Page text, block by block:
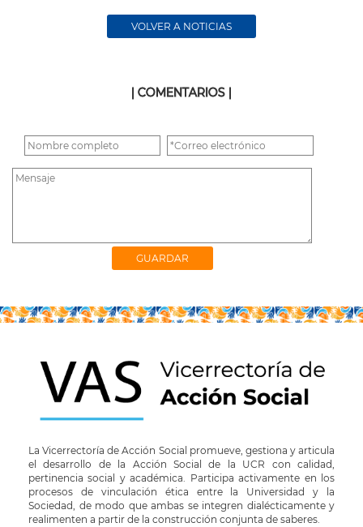
VOLVER A NOTICIAS
| COMENTARIOS |
La Vicerrectoría de Acción Social promueve, gestiona y articula
el desarrollo de la Acción Social de la UCR con calidad,
pertinencia social y académica. Participa activamente en los
procesos de vinculación ética entre la Universidad y la
Sociedad, de modo que ambas se integren dialécticamente y
realimenten a partir de la construcción conjunta de saberes.